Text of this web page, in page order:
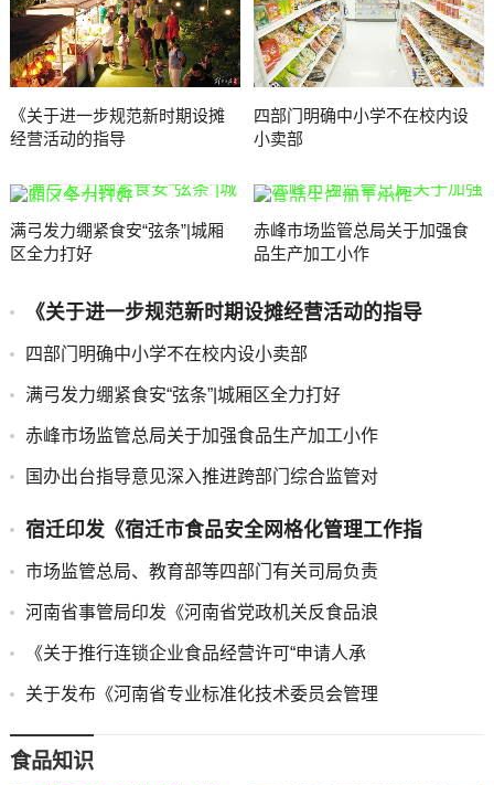
《关于进一步规范新时期设摊
经营活动的指导
四部门明确中小学不在校内设
小卖部
满弓发力绷紧食安“弦条”|城厢
区全力打好
赤峰市场监管总局关于加强食
品生产加工小作
《关于进一步规范新时期设摊经营活动的指导
四部门明确中小学不在校内设小卖部
满弓发力绷紧食安“弦条”|城厢区全力打好
赤峰市场监管总局关于加强食品生产加工小作
国办出台指导意见深入推进跨部门综合监管对
宿迁印发《宿迁市食品安全网格化管理工作指
市场监管总局、教育部等四部门有关司局负责
河南省事管局印发《河南省党政机关反食品浪
《关于推行连锁企业食品经营许可“申请人承
关于发布《河南省专业标准化技术委员会管理
食品知识